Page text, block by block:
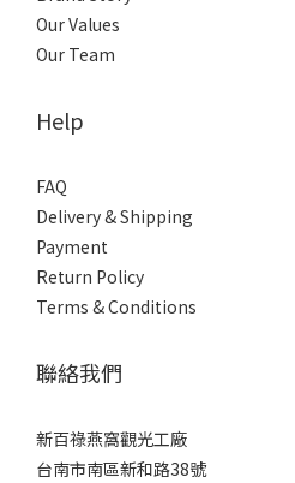
Our Values
Our Team
Help
FAQ
Delivery & Shipping
Payment
Return Policy
Terms & Conditions
聯絡我們
新百祿燕窩觀光工廠
台南市南區新和路38號